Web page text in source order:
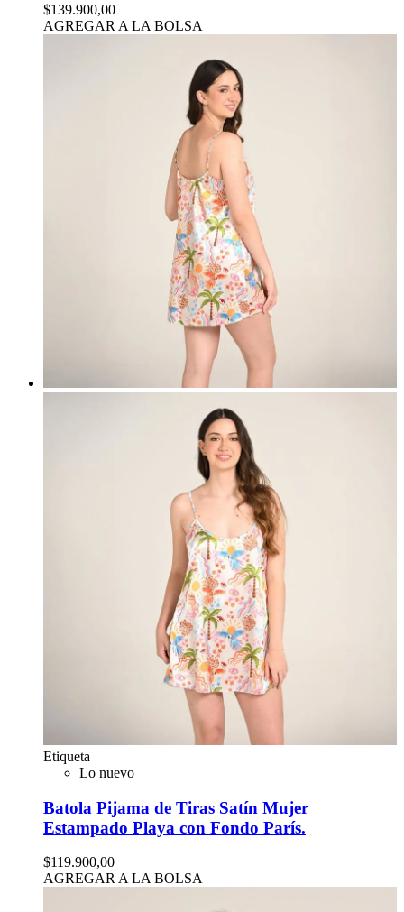
$139.900,00
AGREGAR A LA BOLSA
Etiqueta
Lo nuevo
Batola Pijama de Tiras Satín Mujer
Estampado Playa con Fondo París.
$119.900,00
AGREGAR A LA BOLSA